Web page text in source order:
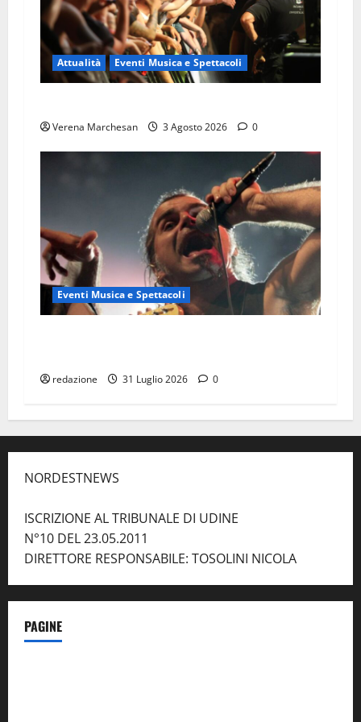
Attualità Eventi Musica e Spettacoli
Verena Marchesan 3 Agosto 2026 0
Eventi Musica e Spettacoli
redazione 31 Luglio 2026 0
NORDESTNEWS
ISCRIZIONE AL TRIBUNALE DI UDINE
N°10 DEL 23.05.2011
DIRETTORE RESPONSABILE: TOSOLINI NICOLA
PAGINE